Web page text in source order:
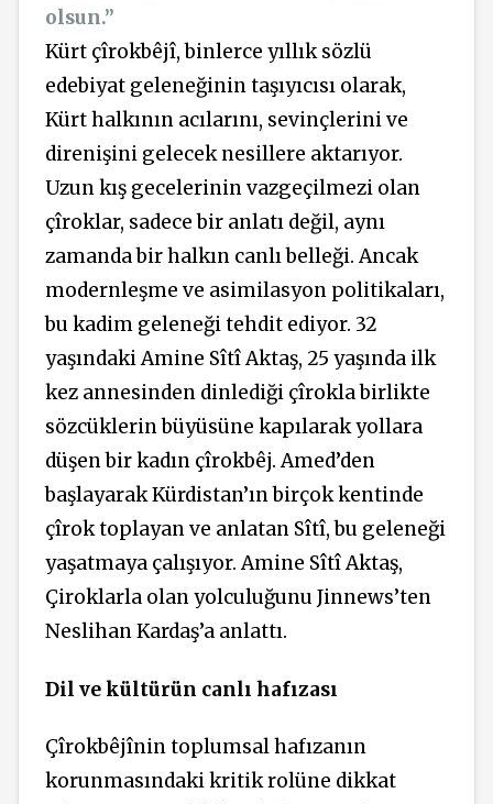
olsun.”
Kürt çîrokbêjî, binlerce yıllık sözlü
edebiyat geleneğinin taşıyıcısı olarak,
Kürt halkının acılarını, sevinçlerini ve
direnişini gelecek nesillere aktarıyor.
Uzun kış gecelerinin vazgeçilmezi olan
çîroklar, sadece bir anlatı değil, aynı
zamanda bir halkın canlı belleği. Ancak
modernleşme ve asimilasyon politikaları,
bu kadim geleneği tehdit ediyor. 32
yaşındaki Amine Sîtî Aktaş, 25 yaşında ilk
kez annesinden dinlediği çîrokla birlikte
sözcüklerin büyüsüne kapılarak yollara
düşen bir kadın çîrokbêj. Amed’den
başlayarak Kürdistan’ın birçok kentinde
çîrok toplayan ve anlatan Sîtî, bu geleneği
yaşatmaya çalışıyor. Amine Sîtî Aktaş,
Çiroklarla olan yolculuğunu Jinnews’ten
Neslihan Kardaş’a anlattı.
Dil ve kültürün canlı hafızası
Çîrokbêjînin toplumsal hafızanın
korunmasındaki kritik rolüne dikkat